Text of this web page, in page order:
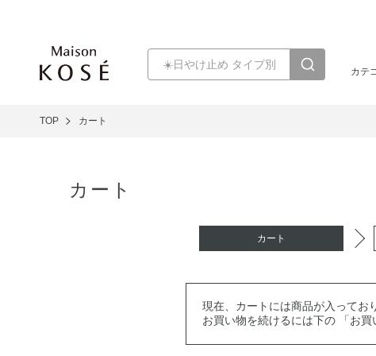
カテ
TOP カート
カート
カート
現在、カートには商品が入ってお
お買い物を続けるには下の 「お買